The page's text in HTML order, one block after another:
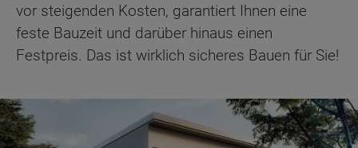
vor steigenden Kosten, garantiert Ihnen eine
feste Bauzeit und darüber hinaus einen
Festpreis. Das ist wirklich sicheres Bauen für Sie!